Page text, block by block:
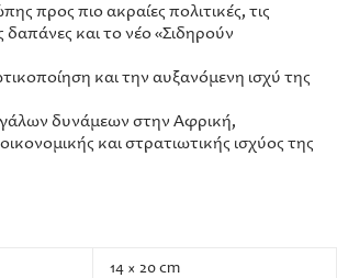
προς πιο ακραίες πολιτικές, τις
δαπάνες και το νέο «Σιδηρούν
και την αυξανόμενη ισχύ της
δυνάμεων στην Αφρική,
και στρατιωτικής ισχύος της
14 × 20 cm